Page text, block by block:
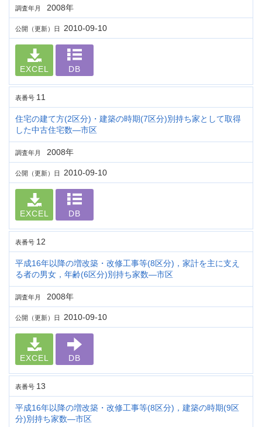
調査年月 2008年
公開（更新）日 2010-09-10
EXCEL DB
表番号 11
住宅の建て方(2区分)・建築の時期(7区分)別持ち家として取得
した中古住宅数―市区
調査年月 2008年
公開（更新）日 2010-09-10
EXCEL DB
表番号 12
平成16年以降の増改築・改修工事等(8区分)，家計を主に支え
る者の男女，年齢(6区分)別持ち家数―市区
調査年月 2008年
公開（更新）日 2010-09-10
EXCEL DB
表番号 13
平成16年以降の増改築・改修工事等(8区分)，建築の時期(9区
分)別持ち家数―市区